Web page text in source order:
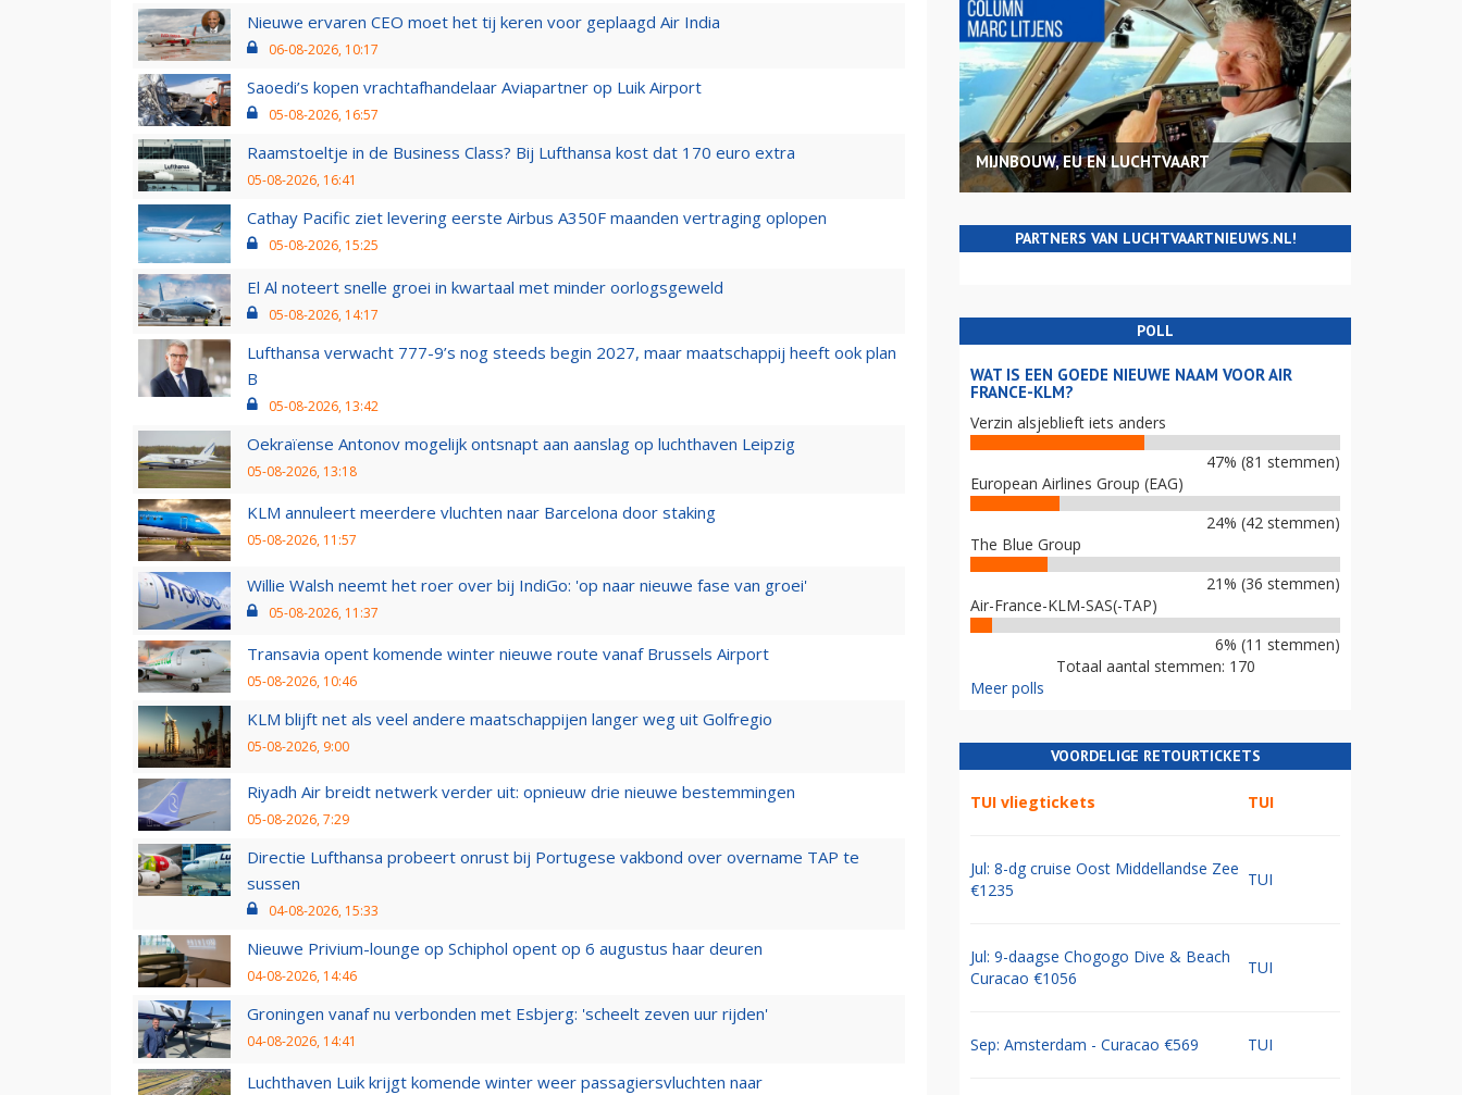
Nieuwe ervaren CEO moet het tij keren voor geplaagd Air India
06-08-2026, 10:17
Saoedi’s kopen vrachtafhandelaar Aviapartner op Luik Airport
05-08-2026, 16:57
Raamstoeltje in de Business Class? Bij Lufthansa kost dat 170 euro extra
05-08-2026, 16:41
Cathay Pacific ziet levering eerste Airbus A350F maanden vertraging oplopen
05-08-2026, 15:25
El Al noteert snelle groei in kwartaal met minder oorlogsgeweld
05-08-2026, 14:17
Lufthansa verwacht 777-9’s nog steeds begin 2027, maar maatschappij heeft ook plan
B
05-08-2026, 13:42
Oekraïense Antonov mogelijk ontsnapt aan aanslag op luchthaven Leipzig
05-08-2026, 13:18
KLM annuleert meerdere vluchten naar Barcelona door staking
05-08-2026, 11:57
Willie Walsh neemt het roer over bij IndiGo: 'op naar nieuwe fase van groei'
05-08-2026, 11:37
Transavia opent komende winter nieuwe route vanaf Brussels Airport
05-08-2026, 10:46
KLM blijft net als veel andere maatschappijen langer weg uit Golfregio
05-08-2026, 9:00
Riyadh Air breidt netwerk verder uit: opnieuw drie nieuwe bestemmingen
05-08-2026, 7:29
Directie Lufthansa probeert onrust bij Portugese vakbond over overname TAP te
sussen
04-08-2026, 15:33
Nieuwe Privium-lounge op Schiphol opent op 6 augustus haar deuren
04-08-2026, 14:46
Groningen vanaf nu verbonden met Esbjerg: 'scheelt zeven uur rijden'
04-08-2026, 14:41
Luchthaven Luik krijgt komende winter weer passagiersvluchten naar
MIJNBOUW, EU EN LUCHTVAART
PARTNERS VAN LUCHTVAARTNIEUWS.NL!
POLL
WAT IS EEN GOEDE NIEUWE NAAM VOOR AIR
FRANCE-KLM?
Verzin alsjeblieft iets anders
47% (81 stemmen)
European Airlines Group (EAG)
24% (42 stemmen)
The Blue Group
21% (36 stemmen)
Air-France-KLM-SAS(-TAP)
6% (11 stemmen)
Totaal aantal stemmen: 170
Meer polls
VOORDELIGE RETOURTICKETS
TUI vliegtickets TUI
Jul: 8-dg cruise Oost Middellandse Zee
€1235
TUI
Jul: 9-daagse Chogogo Dive & Beach
Curacao €1056
TUI
Sep: Amsterdam - Curacao €569 TUI